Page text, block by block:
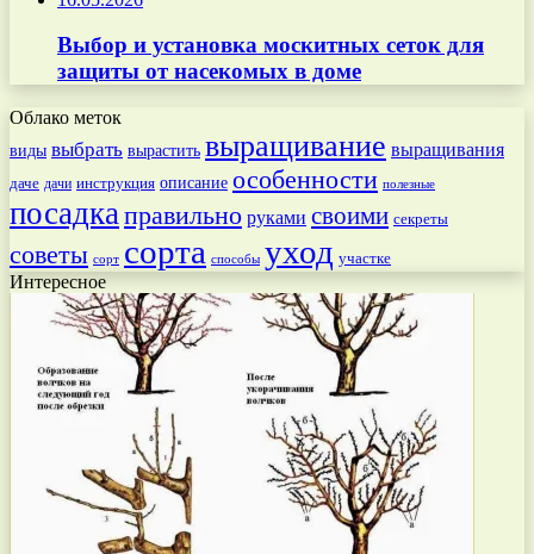
Выбор и установка москитных сеток для
защиты от насекомых в доме
Облако меток
виды выбрать вырастить выращивание выращивания
даче дачи инструкция описание особенности полезные
посадкаправильно руками своими секреты
советы сорт сорта способы уход участке
Интересное